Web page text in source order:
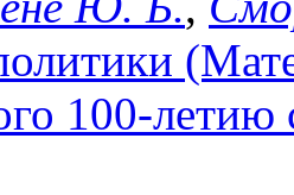
100-